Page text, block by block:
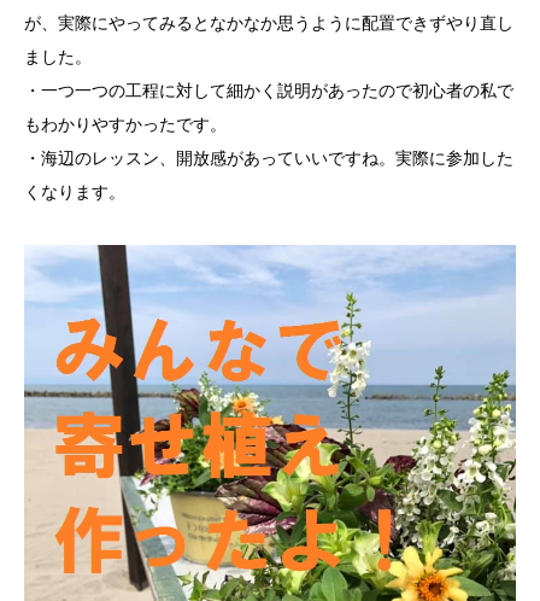
が、実際にやってみるとなかなか思うように配置できずやり直し
ました。
・一つ一つの工程に対して細かく説明があったので初心者の私で
もわかりやすかったです。
・海辺のレッスン、開放感があっていいですね。実際に参加した
くなります。